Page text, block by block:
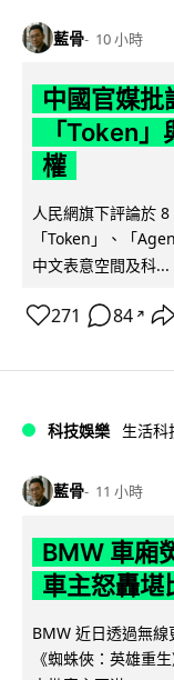
藍骨 10 小時
中國官媒
「Token
權
人民網旗下評論於
「Token」、「
中文表意空間及科...
271 84 ↗
科技娛樂 生活科
藍骨 11 小時
BMW 車廂
車主怒轟堪
BMW 近日透過無
《蜘蛛俠：英雄重